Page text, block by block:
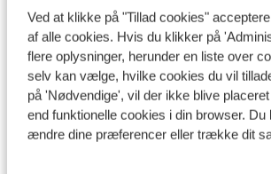
Ved at klikke på "Tillad cookies"
af alle cookies. Hvis du klikker på
flere oplysninger, herunder en liste over
selv kan vælge, hvilke cookies du vil
på 'Nødvendige', vil der ikke blive
end funktionelle cookies i din browser. Du
ændre dine præferencer eller trække dit
portugisiske barer og restauranter.
Strøm:
Strømforsyningen er ligesom i
Pas:
Når du rejser til Portugal, skal du
pas. Du er selv ansvarlig for passets
forbindelse med din ferie.